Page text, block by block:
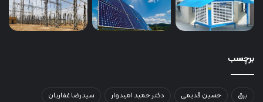
برچسب
برق حسین قدیمی دکتر حمید امیدوار
سیدرضا غفاریان